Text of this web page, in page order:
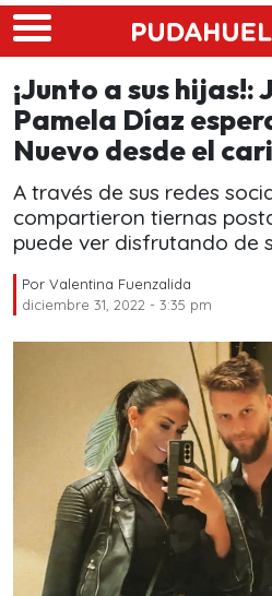
Skip to main content
¡Junto a sus hijas!:
Pamela Díaz
Nuevo desde el
A través de sus redes
compartieron tiernas
puede ver disfrutando de
Por Valentina Fuenzalida
diciembre 31, 2022 - 3:35 pm